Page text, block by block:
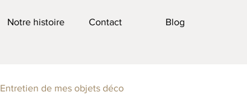
Notre histoire Contact Blog
Entretien de mes objets déco